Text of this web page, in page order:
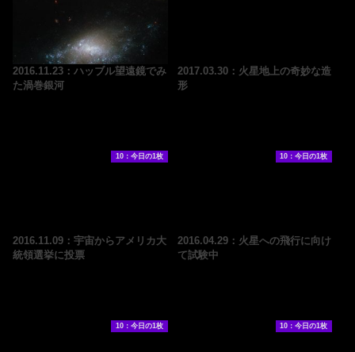
2016.11.23：ハッブル望遠鏡でみ
た渦巻銀河
2017.03.30：火星地上の奇妙な造
形
10：今日の1枚
2016.11.09：宇宙からアメリカ大
統領選挙に投票
10：今日の1枚
2016.04.29：火星への飛行に向け
て試験中
10：今日の1枚 10：今日の1枚